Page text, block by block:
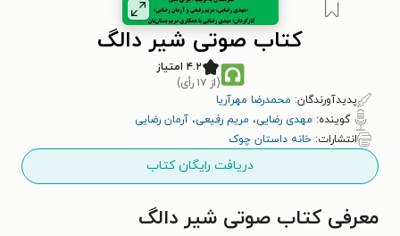
کتاب صوتی شیر دالگ
۴.۲ امتیاز
(از ۱۷ رأی)
پدیدآورندگان: محمدرضا مهرآریا
گوینده: مهدی رضایی، مریم رفیعی، آرمان رضایی
انتشارات: خانه داستان چوک
دریافت رایگان کتاب
معرفی کتاب صوتی شیر دالگ